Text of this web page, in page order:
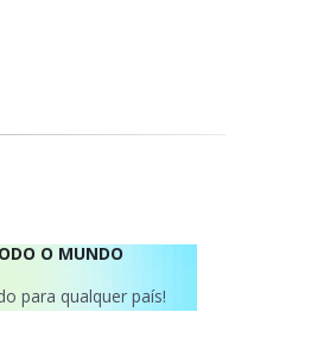
O MUNDO
para qualquer país!